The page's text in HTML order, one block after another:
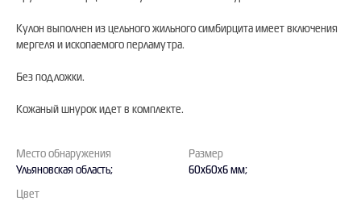
Кулон выполнен из цельного жильного симбирцита имеет включения
мергеля и ископаемого перламутра.
Без подложки.
Кожаный шнурок идет в комплекте.
Место обнаружения
Ульяновская область;
Размер
60х60х6 мм;
Цвет